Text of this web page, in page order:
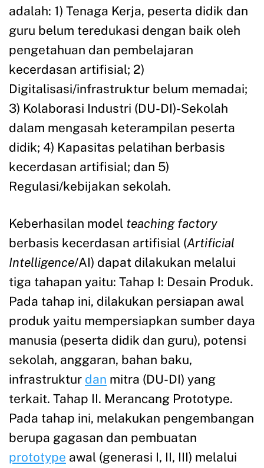
adalah: 1) Tenaga Kerja, peserta didik dan
guru belum teredukasi dengan baik oleh
pengetahuan dan pembelajaran
kecerdasan artifisial; 2)
Digitalisasi/infrastruktur belum memadai;
3) Kolaborasi Industri (DU-DI)-Sekolah
dalam mengasah keterampilan peserta
didik; 4) Kapasitas pelatihan berbasis
kecerdasan artifisial; dan 5)
Regulasi/kebijakan sekolah.
Keberhasilan model teaching factory
berbasis kecerdasan artifisial (Artificial
Intelligence/AI) dapat dilakukan melalui
tiga tahapan yaitu: Tahap I: Desain Produk.
Pada tahap ini, dilakukan persiapan awal
produk yaitu mempersiapkan sumber daya
manusia (peserta didik dan guru), potensi
sekolah, anggaran, bahan baku,
infrastruktur dan mitra (DU-DI) yang
terkait. Tahap II. Merancang Prototype.
Pada tahap ini, melakukan pengembangan
berupa gagasan dan pembuatan
prototype awal (generasi I, II, III) melalui